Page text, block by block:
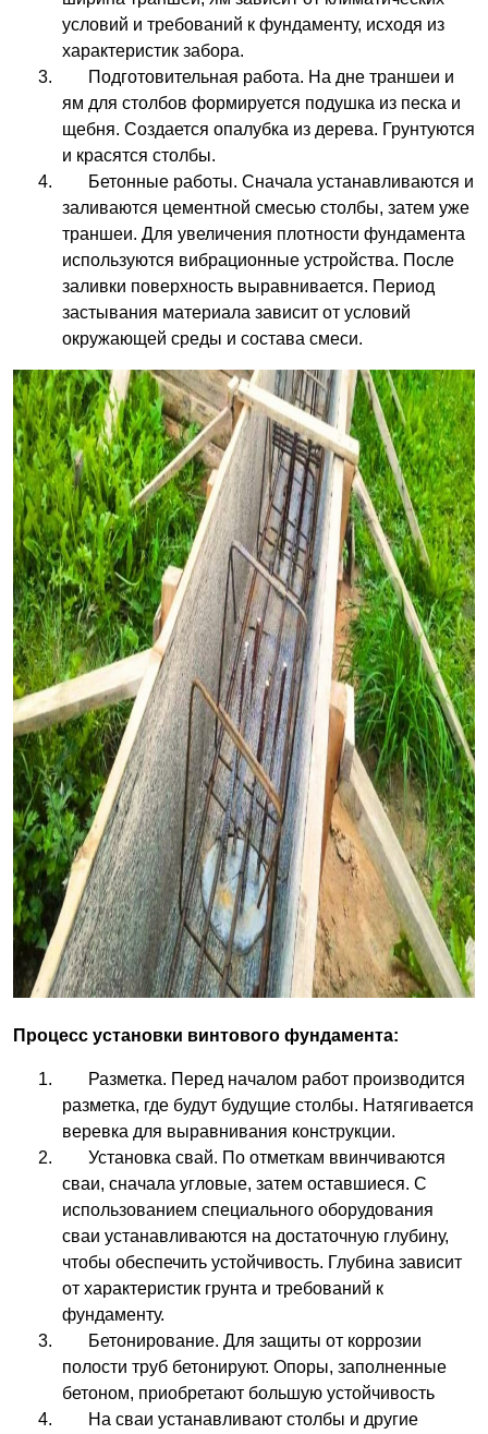
условий и требований к фундаменту, исходя из
характеристик забора.
Подготовительная работа. На дне траншеи и
ям для столбов формируется подушка из песка и
щебня. Создается опалубка из дерева. Грунтуются
и красятся столбы.
Бетонные работы. Сначала устанавливаются и
заливаются цементной смесью столбы, затем уже
траншеи. Для увеличения плотности фундамента
используются вибрационные устройства. После
заливки поверхность выравнивается. Период
застывания материала зависит от условий
окружающей среды и состава смеси.
Процесс установки винтового фундамента:
Разметка. Перед началом работ производится
разметка, где будут будущие столбы. Натягивается
веревка для выравнивания конструкции.
Установка свай. По отметкам ввинчиваются
сваи, сначала угловые, затем оставшиеся. С
использованием специального оборудования
сваи устанавливаются на достаточную глубину,
чтобы обеспечить устойчивость. Глубина зависит
от характеристик грунта и требований к
фундаменту.
Бетонирование. Для защиты от коррозии
полости труб бетонируют. Опоры, заполненные
бетоном, приобретают большую устойчивость
На сваи устанавливают столбы и другие